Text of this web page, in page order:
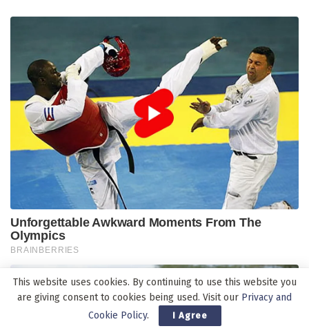
This website uses cookies. By continuing to use this website you
are giving consent to cookies being used. Visit our Privacy and
Cookie Policy. I Agree